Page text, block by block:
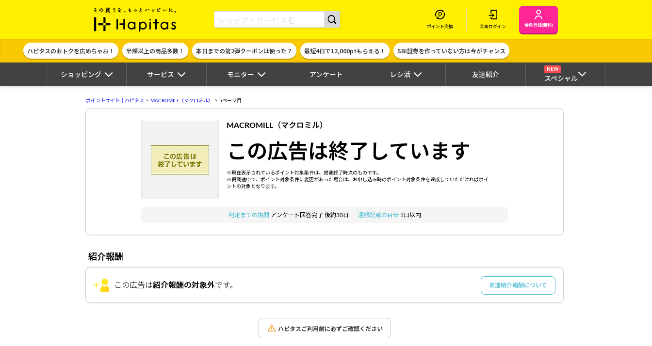
ポイント貯めて現金やギフト券に交換できるポイントサイト | ハピタス
ポイント交換 会員ログイン 会員登録(無料)
ハピタスのおトクを広めちゃお！ 半額以上の商品多数！ 本日までの第2弾クーポンは使った？ 最短4日で12,000ptもらえる！ SBI証券を作っていない方は今がチャンス
ショッピング サービス モニター アンケート レシ活 友達紹介
NEW
スペシャル
ポイントサイト｜ハピタス MACROMILL（マクロミル） 5ページ目
MACROMILL（マクロミル）
この広告は終了しています
※現在表示されているポイント対象条件は、掲載終了時点のものです。
※掲載途中で、ポイント対象条件に変更があった場合は、お申し込み時のポイント対象条件を達成していただければポイ
ントの対象となります。
判定までの期間 アンケート回答完了 後約30日 通帳記載の目安 1日以内
紹介報酬
この広告は紹介報酬の対象外です。 友達紹介報酬について
ハピタスご利用前に必ずご確認ください